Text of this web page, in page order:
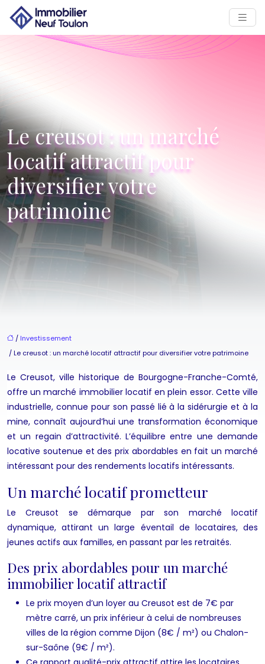
Le creusot : un marché
locatif attractif pour
diversifier votre
patrimoine
/ Investissement
/ Le creusot : un marché locatif attractif pour diversifier votre patrimoine
Le Creusot, ville historique de Bourgogne-Franche-Comté,
offre un marché immobilier locatif en plein essor. Cette ville
industrielle, connue pour son passé lié à la sidérurgie et à la
mine, connaît aujourd’hui une transformation économique
et un regain d’attractivité. L’équilibre entre une demande
locative soutenue et des prix abordables en fait un marché
intéressant pour des rendements locatifs intéressants.
Un marché locatif prometteur
Le Creusot se démarque par son marché locatif
dynamique, attirant un large éventail de locataires, des
jeunes actifs aux familles, en passant par les retraités.
Des prix abordables pour un marché
immobilier locatif attractif
Le prix moyen d’un loyer au Creusot est de 7€ par
mètre carré, un prix inférieur à celui de nombreuses
villes de la région comme Dijon (8€ / m²) ou Chalon-
sur-Saône (9€ / m²).